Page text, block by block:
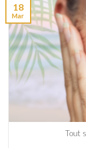
Tout
18
Mar